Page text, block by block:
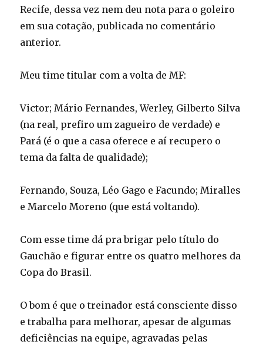
Recife, dessa vez nem deu nota para o goleiro
em sua cotação, publicada no comentário
anterior.
Meu time titular com a volta de MF:
Victor; Mário Fernandes, Werley, Gilberto Silva
(na real, prefiro um zagueiro de verdade) e
Pará (é o que a casa oferece e aí recupero o
tema da falta de qualidade);
Fernando, Souza, Léo Gago e Facundo; Miralles
e Marcelo Moreno (que está voltando).
Com esse time dá pra brigar pelo título do
Gauchão e figurar entre os quatro melhores da
Copa do Brasil.
O bom é que o treinador está consciente disso
e trabalha para melhorar, apesar de algumas
deficiências na equipe, agravadas pelas